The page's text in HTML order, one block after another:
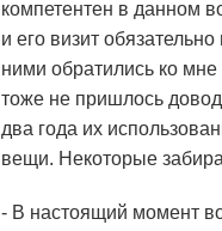
компетентен в данном
и его визит
ними обратились ко
тоже не пришлось
два года их
вещи. Некоторые
- В настоящий момент